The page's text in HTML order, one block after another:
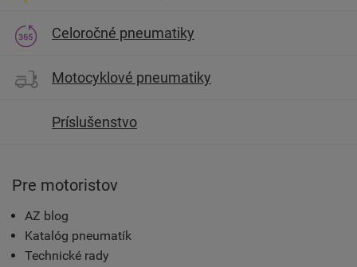
Celoročné pneumatiky
Motocyklové pneumatiky
Príslušenstvo
Pre motoristov
AZ blog
Katalóg pneumatík
Technické rady